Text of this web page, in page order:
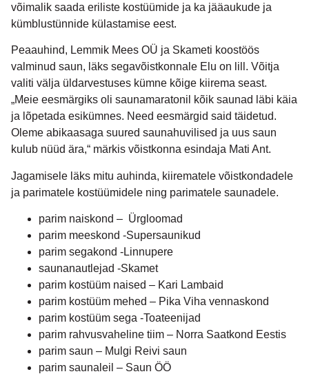
võimalik saada eriliste kostüümide ja ka jääaukude ja
kümblustünnide külastamise eest.
Peaauhind, Lemmik Mees OÜ ja Skameti koostöös
valminud saun, läks segavõistkonnale Elu on lill. Võitja
valiti välja üldarvestuses kümne kõige kiirema seast.
„Meie eesmärgiks oli saunamaratonil kõik saunad läbi käia
ja lõpetada esikümnes. Need eesmärgid said täidetud.
Oleme abikaasaga suured saunahuvilised ja uus saun
kulub nüüd ära,“ märkis võistkonna esindaja Mati Ant.
Jagamisele läks mitu auhinda, kiirematele võistkondadele
ja parimatele kostüümidele ning parimatele saunadele.
parim naiskond – Ürgloomad
parim meeskond -Supersaunikud
parim segakond -Linnupere
saunanautlejad -Skamet
parim kostüüm naised – Kari Lambaid
parim kostüüm mehed – Pika Viha vennaskond
parim kostüüm sega -Toateenijad
parim rahvusvaheline tiim – Norra Saatkond Eestis
parim saun – Mulgi Reivi saun
parim saunaleil – Saun ÖÖ